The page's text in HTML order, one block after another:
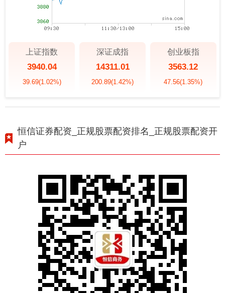
上证指数
3940.04
39.69(1.02%)
深证成指
14311.01
200.89(1.42%)
创业板指
3563.12
47.56(1.35%)
恒信证券配资_正规股票配资排名_正规股票配资开
户